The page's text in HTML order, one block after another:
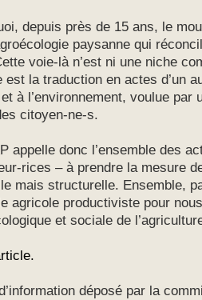
depuis près de 15 ans, le
paysanne qui
voie-là n’est ni une niche
est la traduction en actes d’un
et à l’environnement, voulue par
citoyen-ne-s.
appelle donc l’ensemble des
rices – à prendre la mesure
mais structurelle. Ensemble,
agricole productiviste pour
et sociale de
déposé par la